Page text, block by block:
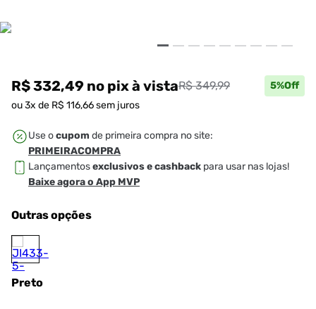
R$ 332,49 no pixà vistaR$ 349,99 5%Off
ou3x de R$ 116,66sem juros
Use ocupom de primeira compra no site:
PRIMEIRACOMPRA
Lançamentosexclusivos e cashback para usar nas lojas!
Baixe agora o App MVP
Outras opções
Preto